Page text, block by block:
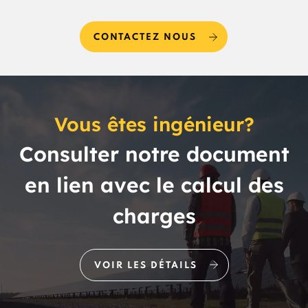
CONTACTEZ NOUS
Vous êtes ingénieur?
Consulter notre document
en lien avec le calcul des
charges
VOIR LES DÉTAILS